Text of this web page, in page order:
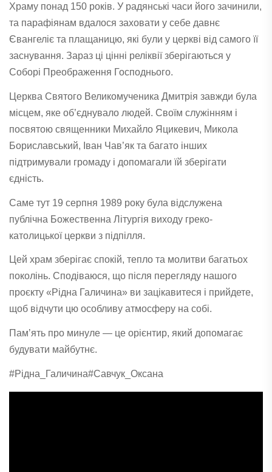
Храму понад 150 років. У радянські часи його зачинили,
та парафіянам вдалося заховати у себе давнє
Євангеліє та плащаницю, які були у церкві від самого її
заснування. Зараз ці цінні реліквії зберігаються у
Соборі Преображення Господнього.
Церква Святого Великомученика Дмитрія завжди була
місцем, яке об’єднувало людей. Своїм служінням і
посвятою священники Михайло Яцикевич, Микола
Бориславський, Іван Чав’як та багато інших
підтримували громаду і допомагали їй зберігати
єдність.
Саме тут 19 серпня 1989 року була відслужена
публічна Божественна Літургія виходу греко-
католицької церкви з підпілля.
Цей храм зберігає спокій, тепло та молитви багатьох
поколінь. Сподіваюся, що після перегляду нашого
проєкту «Рідна Галичина» ви зацікавитеся і прийдете,
щоб відчути цю особливу атмосферу на собі.
Памʼять про минуле — це орієнтир, який допомагає
будувати майбутнє.
#Рідна_Галичина#Савчук_Оксана